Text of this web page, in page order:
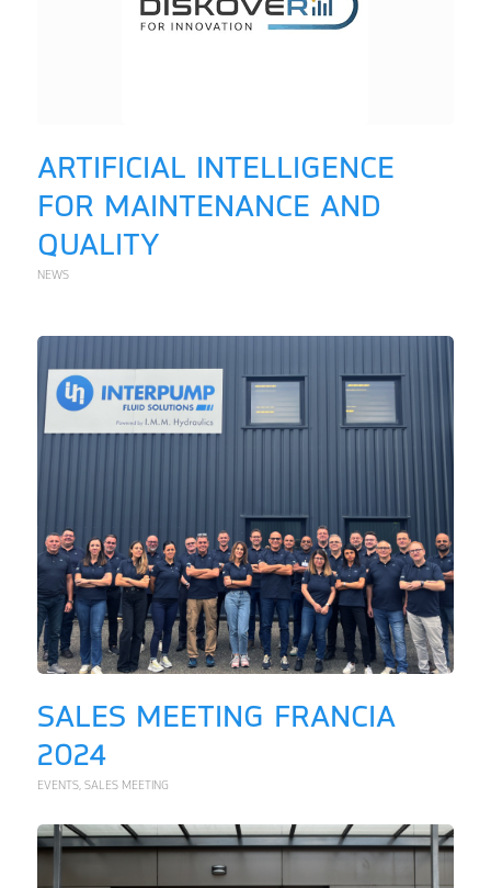
ARTIFICIAL INTELLIGENCE
FOR MAINTENANCE AND
QUALITY
NEWS
SALES MEETING FRANCIA
2024
EVENTS, SALES MEETING